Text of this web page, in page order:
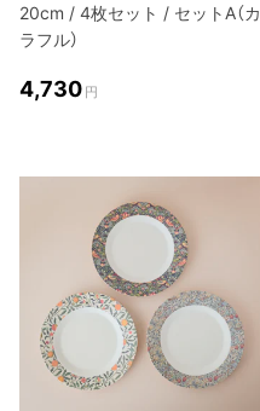
20cm / 4枚セット / セットA（カ
ラフル）
4,730 円